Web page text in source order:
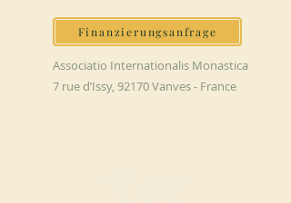
Finanzierungsanfrage
Associatio Internationalis Monastica
7 rue d’Issy, 92170 Vanves - France